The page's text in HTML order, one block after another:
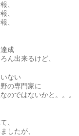
、
、
、
成
ん出来るけど、
ない
の専門家に
のではないかと。。。
、
したが、